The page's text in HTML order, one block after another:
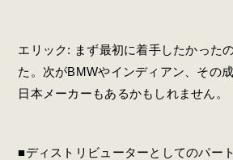
エリック: まず最初に着手したかった
た。次がBMWやインディアン、その
日本メーカーもあるかもしれません。
■ディストリビューターとしてのパー